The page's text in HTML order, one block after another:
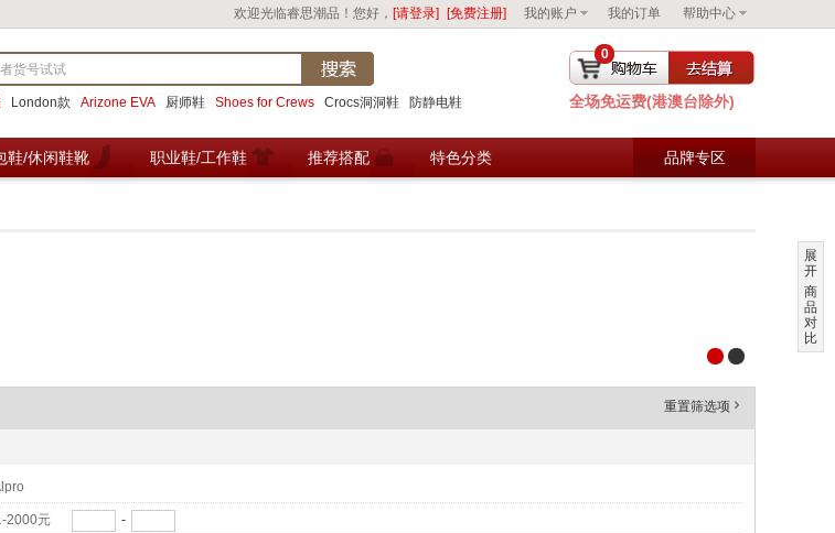
帮助中心
我的订单
我的账户
欢迎光临睿思潮品！您好， [请登录] [免费注册]
London款 Arizone EVA 厨师鞋 Shoes for Crews Crocs洞洞鞋 防静电鞋 去购物车结算
0
全场免运费(港澳台除外)
鞋/休闲鞋靴 职业鞋/工作鞋 推荐搭配 特色分类 品牌专区
重置筛选项 '
2000元 -
展
开
商
品
对
比